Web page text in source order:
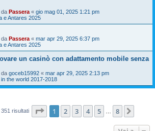
da Passera « gio mag 01, 2025 1:21 pm
e Antares 2025
da Passera « mar apr 29, 2025 6:37 pm
e Antares 2025
un casinò con adattamento mobile senza
da goceb15992 « mar apr 29, 2025 2:13 pm
in the world 2017-2018
risultati Pagina di
1 2 3 4 5 8